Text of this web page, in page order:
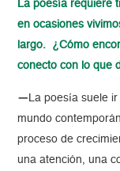
La poesía requiere
en ocasiones
largo. ¿Cómo
conecto con lo que
— La poesía suele
mundo
proceso de
una atención, una